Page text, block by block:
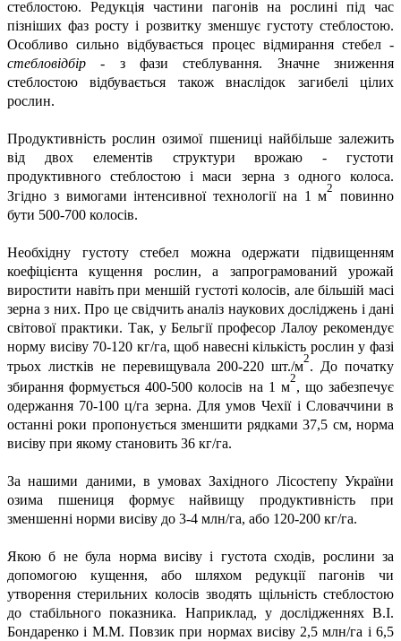
стеблостою. Редукція частини пагонів на рослині під час
пізніших фаз росту і розвитку зменшує густоту стеблостою.
Особливо сильно відбувається процес відмирання стебел -
стебловідбір - з фази стеблування. Значне зниження
стеблостою відбувається також внаслідок загибелі цілих
рослин.
Продуктивність рослин озимої пшениці найбільше залежить
від двох елементів структури врожаю - густоти
продуктивного стеблостою і маси зерна з одного колоса.
Згідно з вимогами інтенсивної технології на 1 м
2
повинно
бути 500-700 колосів.
Необхідну густоту стебел можна одержати підвищенням
коефіцієнта кущення рослин, а запрограмований урожай
виростити навіть при меншій густоті колосів, але більшій масі
зерна з них. Про це свідчить аналіз наукових досліджень і дані
світової практики. Так, у Бельгії професор Лалоу рекомендує
норму висіву 70-120 кг/га, щоб навесні кількість рослин у фазі
трьох листків не перевищувала 200-220 шт./м
2
. До початку
збирання формується 400-500 колосів на 1 м
2
, що забезпечує
одержання 70-100 ц/га зерна. Для умов Чехії і Словаччини в
останні роки пропонується зменшити рядками 37,5 см, норма
висіву при якому становить 36 кг/га.
За нашими даними, в умовах Західного Лісостепу України
озима пшениця формує найвищу продуктивність при
зменшенні норми висіву до 3-4 млн/га, або 120-200 кг/га.
Якою б не була норма висіву і густота сходів, рослини за
допомогою кущення, або шляхом редукції пагонів чи
утворення стерильних колосів зводять щільність стеблостою
до стабільного показника. Наприклад, у дослідженнях В.І.
Бондаренко і М.М. Повзик при нормах висіву 2,5 млн/га і 6,5